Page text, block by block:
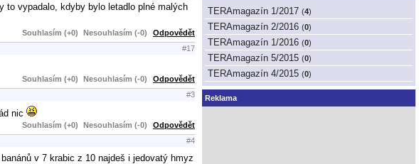
to vypadalo, kdyby bylo letadlo plné malých
Souhlasím (+0) Nesouhlasím (-0) Odpovědět
#17
Souhlasím (+0) Nesouhlasím (-0) Odpovědět
#3
nic
Souhlasím (+0) Nesouhlasím (-0) Odpovědět
#4
v 7 krabic z 10 najdeš i jedovatý hmyz
TERAmagazín 1/2017 (4)
TERAmagazín 2/2016 (0)
TERAmagazín 1/2016 (0)
TERAmagazín 5/2015 (0)
TERAmagazín 4/2015 (0)
Reklama